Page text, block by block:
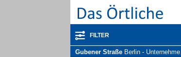
FILTER
Gubener Straße Berlin - Unternehmen und Personen